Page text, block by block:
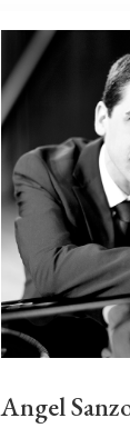
Angel